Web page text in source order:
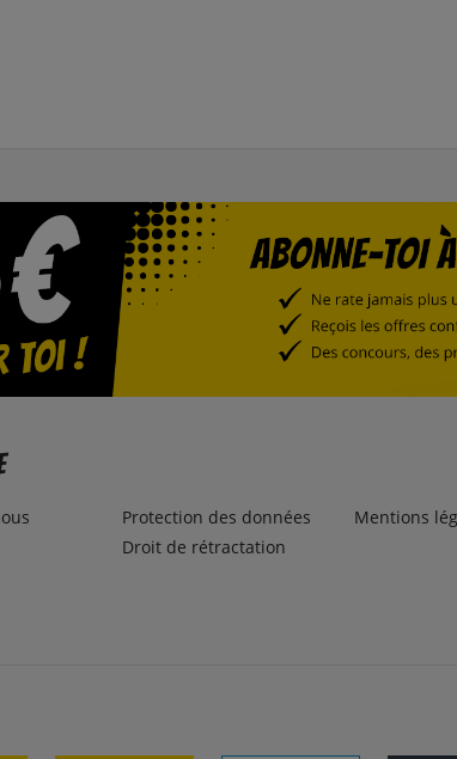
Protection des données
Droit de rétractation
Mentions